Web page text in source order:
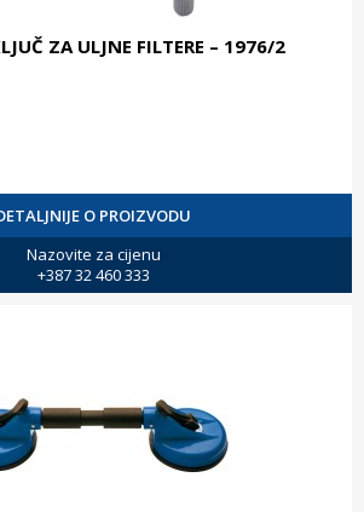
ZA ULJNE FILTERE – 1976/2
O PROIZVODU
Nazovite za cijenu
+387 32 460 333